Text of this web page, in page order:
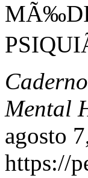
Mental
agosto
https://